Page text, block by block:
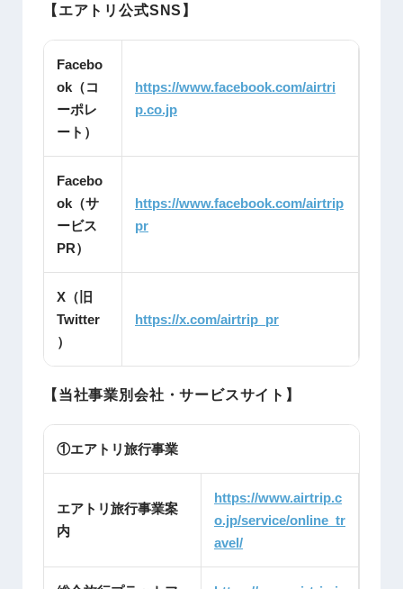
【エアトリ公式SNS】
Facebo
ok（コ
ーポレ
ート）
https://www.facebook.com/airtri
p.co.jp
Facebo
ok（サ
ービス
PR）
https://www.facebook.com/airtrip
pr
X（旧
Twitter
）
https://x.com/airtrip_pr
【当社事業別会社・サービスサイト】
①エアトリ旅行事業
エアトリ旅行事業案
内
https://www.airtrip.c
o.jp/service/online_tr
avel/